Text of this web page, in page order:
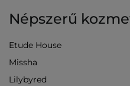
Népszerű
Etude House
Missha
Lilybyred